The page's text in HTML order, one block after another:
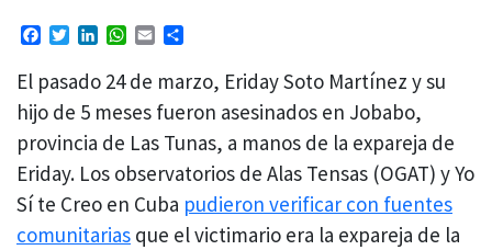
Facebook
TwitterLinkedIn
WhatsApp
Email
El pasado 24 de marzo, Eriday Soto Martínez y su
hijo de 5 meses fueron asesinados en Jobabo,
provincia de Las Tunas, a manos de la expareja de
Eriday. Los observatorios de Alas Tensas (OGAT) y Yo
Sí te Creo en Cuba pudieron verificar con fuentes
comunitarias que el victimario era la expareja de la